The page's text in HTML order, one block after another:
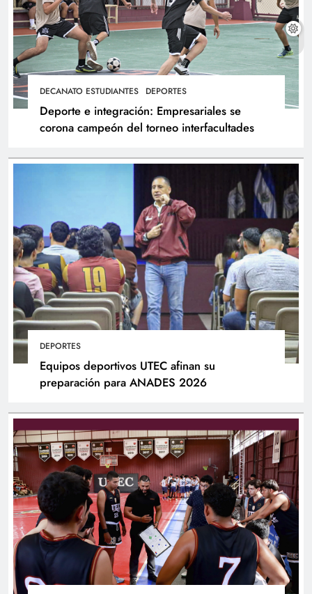
DECANATO ESTUDIANTES DEPORTES
Deporte e integración: Empresariales se
corona campeón del torneo interfacultades
DEPORTES
Equipos deportivos UTEC afinan su
preparación para ANADES 2026